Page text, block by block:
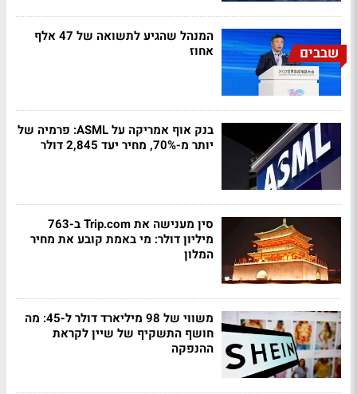
שבבים
המנהל שהגיע לתשואה של 47 אלף
אחוז
בנק אוף אמריקה על ASML: פרמיה של
יותר מ-70%, מחיר יעד 2,845 דולר
סין מענישה את Trip.com ב-763
מיליון דולר: מי באמת קובע את מחיר
המלון
משווי של 98 מיליארד דולר ל-45: מה
חושף התשקיף של שיין לקראת
ההנפקה